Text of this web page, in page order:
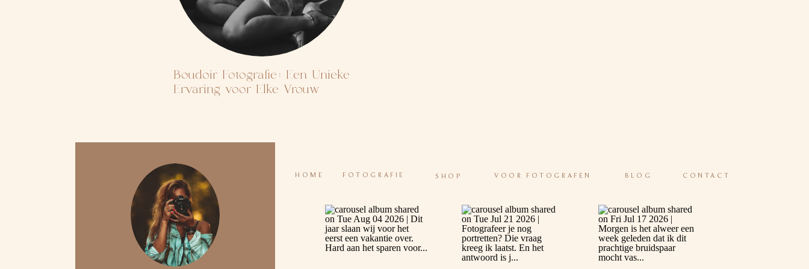
Boudoir Fotografie: Een Unieke
Ervaring voor Elke Vrouw
CONTACT
BLOG
VOOR FOTOGRAFEN
SHOP
FOTOGRAFIE
HOME